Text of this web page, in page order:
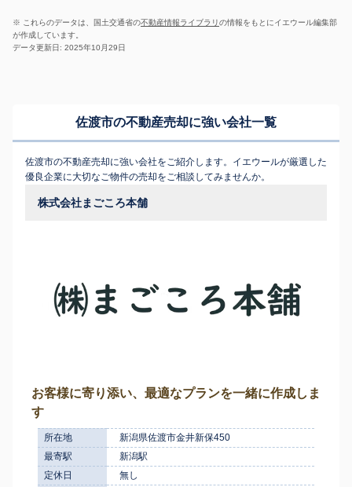
※ これらのデータは、国土交通省の不動産情報ライブラリの情報をもとにイエウール編集部
が作成しています。
データ更新日: 2025年10月29日
佐渡市の不動産売却に強い会社一覧
佐渡市の不動産売却に強い会社をご紹介します。イエウールが厳選した
優良企業に大切なご物件の売却をご相談してみませんか。
株式会社まごころ本舗
お客様に寄り添い、最適なプランを一緒に作成しま
す
所在地
新潟県佐渡市金井新保450
最寄駅
新潟駅
定休日
無し